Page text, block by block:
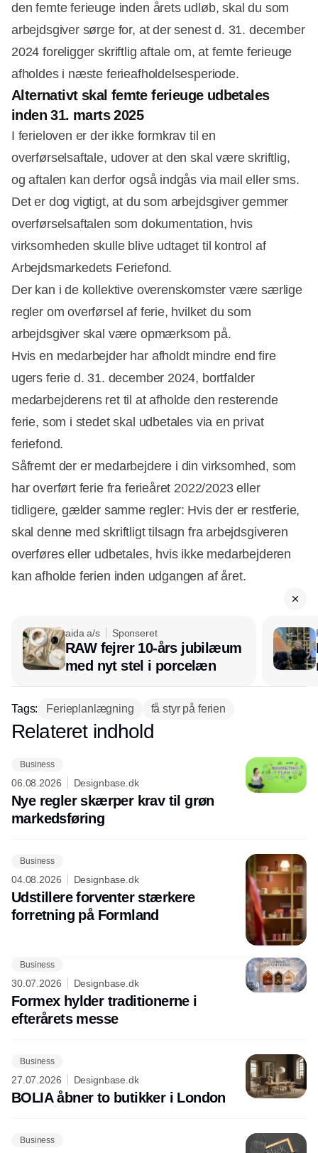
den femte ferieuge inden årets udløb, skal du som
arbejdsgiver sørge for, at der senest d. 31. december
2024 foreligger skriftlig aftale om, at femte ferieuge
afholdes i næste ferieafholdelsesperiode.
Annonce
Alternativt skal femte ferieuge udbetales
inden 31. marts 2025
I ferieloven er der ikke formkrav til en
overførselsaftale, udover at den skal være skriftlig,
og aftalen kan derfor også indgås via mail eller sms.
Det er dog vigtigt, at du som arbejdsgiver gemmer
overførselsaftalen som dokumentation, hvis
virksomheden skulle blive udtaget til kontrol af
Arbejdsmarkedets Feriefond.
Der kan i de kollektive overenskomster være særlige
regler om overførsel af ferie, hvilket du som
arbejdsgiver skal være opmærksom på.
Hvis en medarbejder har afholdt mindre end fire
ugers ferie d. 31. december 2024, bortfalder
medarbejderens ret til at afholde den resterende
ferie, som i stedet skal udbetales via en privat
feriefond.
Såfremt der er medarbejdere i din virksomhed, som
har overført ferie fra ferieåret 2022/2023 eller
tidligere, gælder samme regler: Hvis der er restferie,
skal denne med skriftligt tilsagn fra arbejdsgiveren
overføres eller udbetales, hvis ikke medarbejderen
kan afholde ferien inden udgangen af året.
aida a/s Sponseret
RAW fejrer 10-års jubilæum
med nyt stel i porcelæn
Tags: Ferieplanlægning få styr på ferien
Annonce
Relateret indhold
Business
06.08.2026 Designbase.dk
Nye regler skærper krav til grøn
markedsføring
Business
04.08.2026 Designbase.dk
Udstillere forventer stærkere
forretning på Formland
Business
30.07.2026 Designbase.dk
Formex hylder traditionerne i
efterårets messe
Business
27.07.2026 Designbase.dk
BOLIA åbner to butikker i London
Business